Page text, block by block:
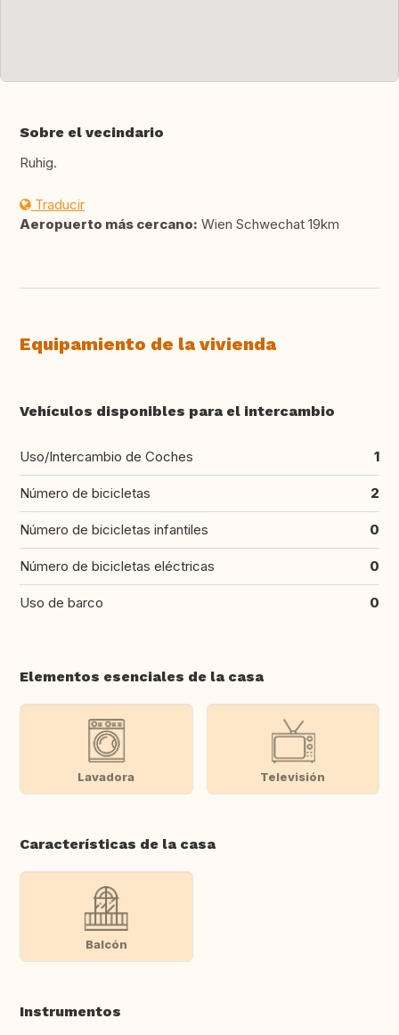
Sobre el vecindario
Ruhig.
Traducir
Aeropuerto más cercano: Wien Schwechat 19km
Equipamiento de la vivienda
Vehículos disponibles para el intercambio
Uso/Intercambio de Coches 1
Número de bicicletas 2
Número de bicicletas infantiles 0
Número de bicicletas eléctricas 0
Uso de barco 0
Elementos esenciales de la casa
Lavadora Televisión
Características de la casa
Balcón
Instrumentos